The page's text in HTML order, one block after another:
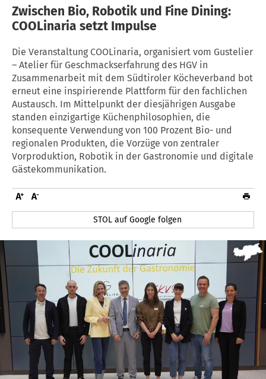
Zwischen Bio, Robotik und Fine Dining:
COOLinaria setzt Impulse
Die Veranstaltung COOLinaria, organisiert vom Gustelier
– Atelier für Geschmackserfahrung des HGV in
Zusammenarbeit mit dem Südtiroler Köcheverband bot
erneut eine inspirierende Plattform für den fachlichen
Austausch. Im Mittelpunkt der diesjährigen Ausgabe
standen einzigartige Küchenphilosophien, die
konsequente Verwendung von 100 Prozent Bio- und
regionalen Produkten, die Vorzüge von zentraler
Vorproduktion, Robotik in der Gastronomie und digitale
Gästekommunikation.
STOL auf Google folgen